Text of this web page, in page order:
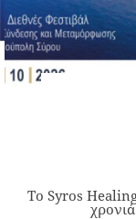
Το Syros